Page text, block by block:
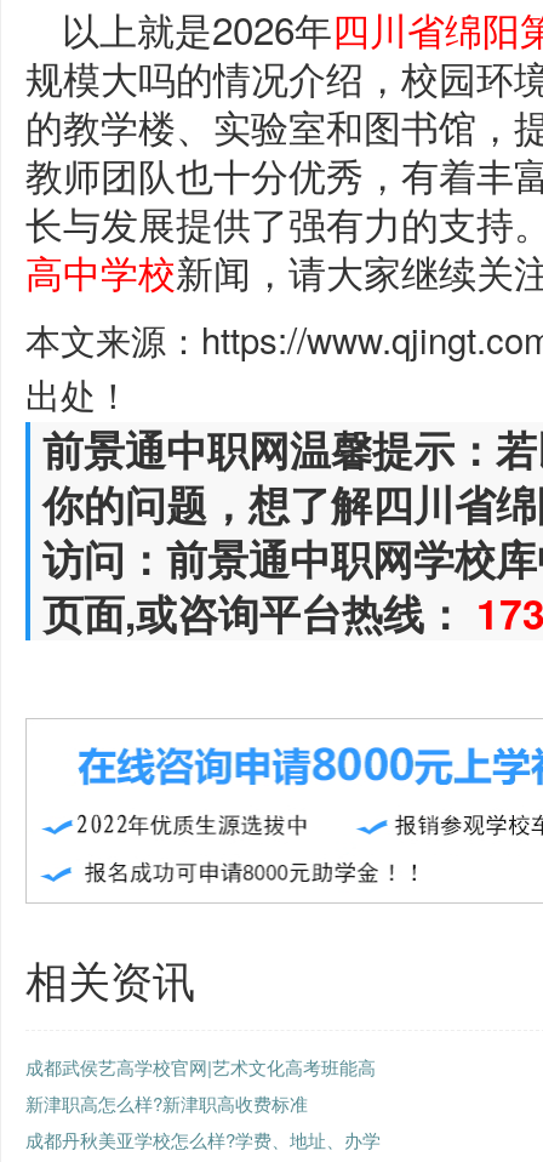
以上就是2026年四川省绵阳
规模大吗的情况介绍，校园环
的教学楼、实验室和图书馆，
教师团队也十分优秀，有着丰
长与发展提供了强有力的支持
高中学校新闻，请大家继续关
本文来源：https://
出处！
前景通中职网温馨提示：
你的问题，想了解四川省
访问：前景通中职网学校
页面,或咨询平台热线：
相关资讯
成都武侯艺高学校官网|艺术文化高考班能高
新津职高怎么样?新津职高收费标准
成都丹秋美亚学校怎么样?学费、地址、办学